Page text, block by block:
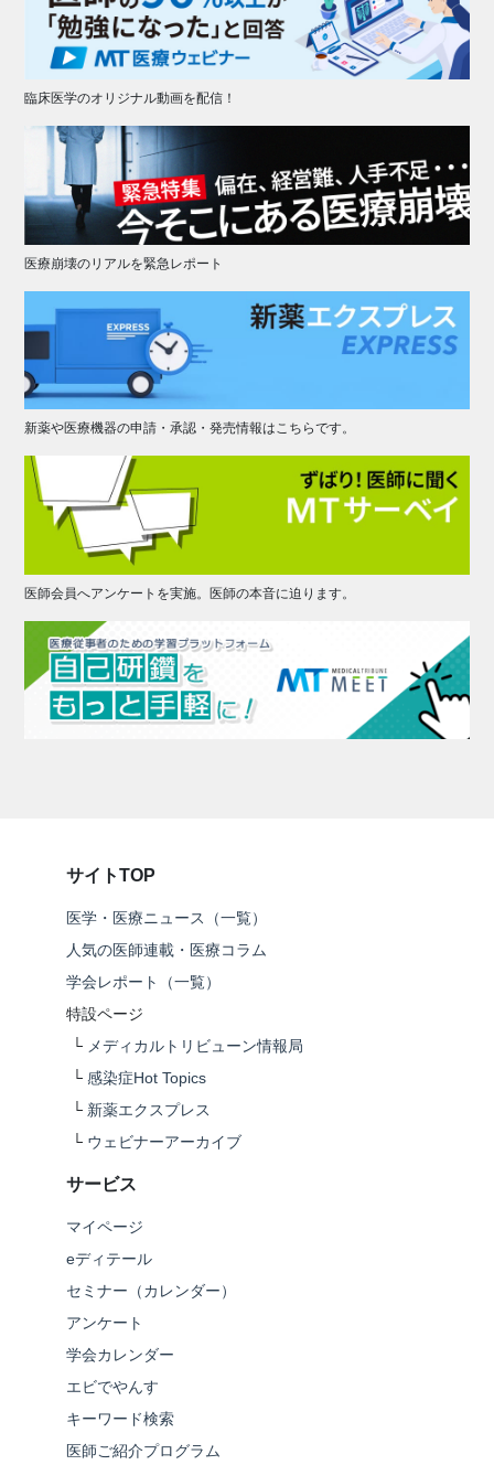
臨床医学のオリジナル動画を配信！
医療崩壊のリアルを緊急レポート
新薬や医療機器の申請・承認・発売情報はこちらです。
医師会員へアンケートを実施。医師の本音に迫ります。
サイトTOP
医学・医療ニュース（一覧）
人気の医師連載・医療コラム
学会レポート（一覧）
特設ページ
└ メディカルトリビューン情報局
└ 感染症Hot Topics
└ 新薬エクスプレス
└ ウェビナーアーカイブ
サービス
マイページ
eディテール
セミナー（カレンダー）
アンケート
学会カレンダー
エビでやんす
キーワード検索
医師ご紹介プログラム